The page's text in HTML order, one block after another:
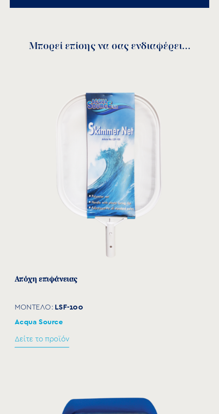
Μπορεί επίσης να σας ενδιαφέρει...
Απόχη επιφάνειας
ΜΟΝΤΕΛΟ: LSF-100
Acqua Source
Δείτε το προϊόν